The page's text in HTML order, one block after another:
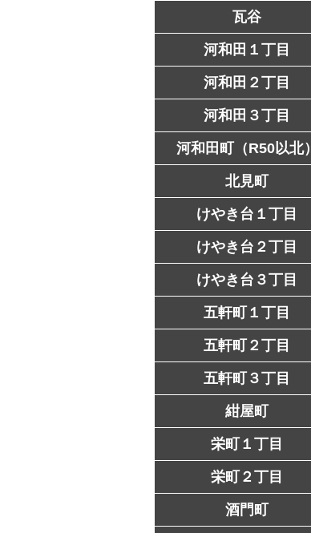
瓦谷
河和田１丁目
河和田２丁目
河和田３丁目
河和田町（R50以北）
北見町
けやき台１丁目
けやき台２丁目
けやき台３丁目
五軒町１丁目
五軒町２丁目
五軒町３丁目
紺屋町
栄町１丁目
栄町２丁目
酒門町